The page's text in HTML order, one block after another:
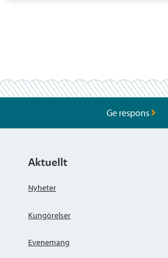
Ge respons
Aktuellt
Nyheter
Kungörelser
Evenemang